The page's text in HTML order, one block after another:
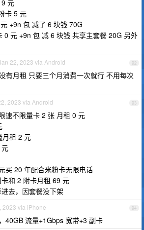
元
卡 5 元
+9n 包 减了 6 块钱 70G
0 元 +9n 包 减 6 块钱 共享主套餐 20G 另外
92
22, 2023 via Android
有月租 只要三个月消费一次就行 不用每次
93
2023 via Android
速不限量卡 2 张 月租 0 元
月租 2 元
买 20 年配合米粉卡无限电话
和 2 附卡月租 69 元
去，因套餐没下架
94
2023 via iPhone
40GB 流量+1Gbps 宽带+3 副卡